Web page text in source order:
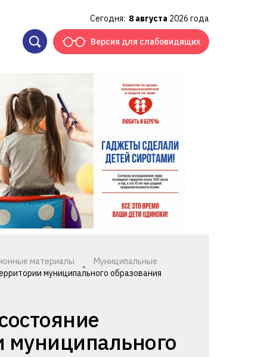
Сегодня: 8 августа 2026 года
Версия для слабовидящих
материалы
Муниципальные
муниципального образования
муниципального